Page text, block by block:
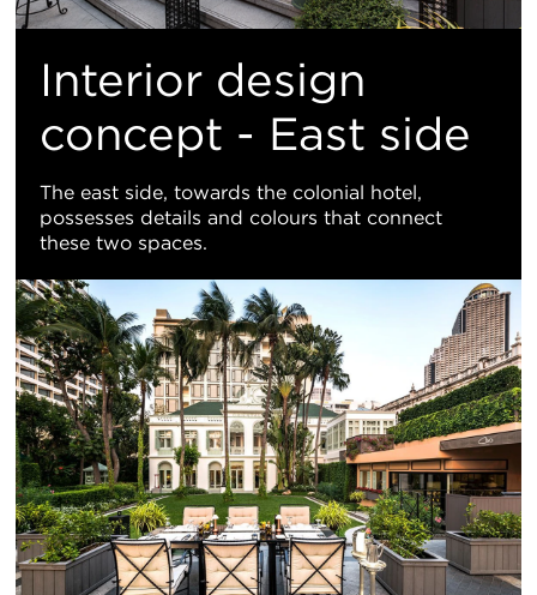
Interior design
concept - East side
The east side, towards the colonial hotel,
possesses details and colours that connect
these two spaces.